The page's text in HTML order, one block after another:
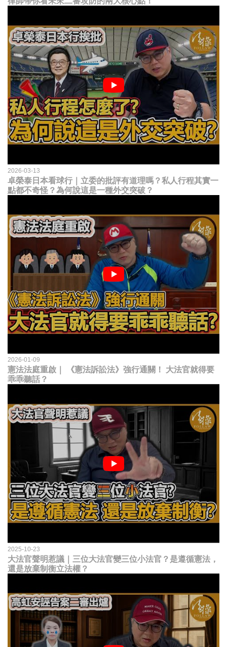
2026-03-13
卓榮泰日本看球行｜立委的批評有道理嗎？私人行程其實一
點都不奇怪？為何說這是一種外交突破？
2026-01-09
憲法法庭重啟｜ 《憲法訴訟法》強行通關！ 大法官就得要
乖乖聽話？
2025-10-23
大法官聲明惹議｜三位大法官變三位小法官？是遵循憲法，
還是放棄制衡立法權？